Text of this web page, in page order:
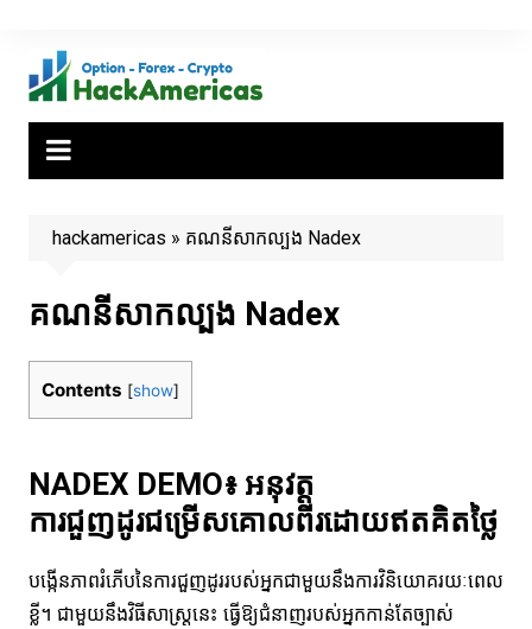
content
hackamericas » គណនីសាកល្បង Nadex
គណនីសាកល្បង Nadex
Contents [show]
NADEX DEMO៖ អនុវត្ត
ការជួញដូរជម្រើសគោលពីរដោយឥតគិតថ្លៃ
បង្កើនភាពរំភើបនៃការជួញដូររបស់អ្នកជាមួយនឹងការវិនិយោគរយៈពេល
ខ្លី។ ជាមួយនឹងវិធីសាស្រ្តនេះ ធ្វើឱ្យជំនាញរបស់អ្នកកាន់តែច្បាស់